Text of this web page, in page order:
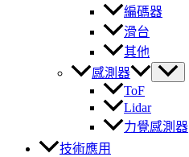
編碼器
滑台
其他
感測器
ToF
Lidar
力覺感測器
技術應用